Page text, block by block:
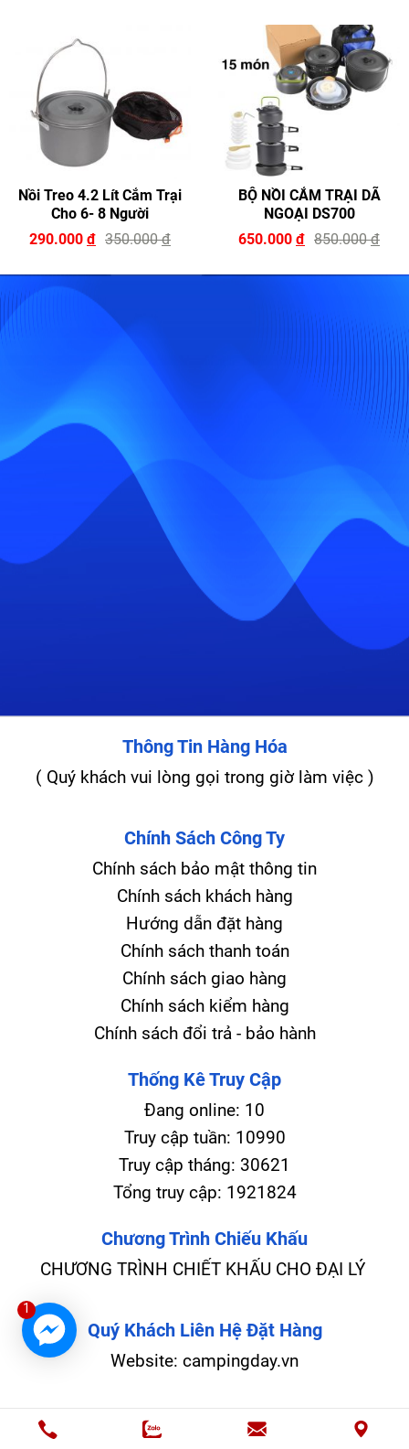
Nồi Treo 4.2 Lít Cắm Trại
Cho 6- 8 Người
290.000 đ 350.000đ
BỘ NỒI CẮM TRẠI DÃ
NGOẠI DS700
650.000 đ 850.000đ
Thông Tin Hàng Hóa
( Quý khách vui lòng gọi trong giờ làm việc )
Chính Sách Công Ty
Chính sách bảo mật thông tin
Chính sách khách hàng
Hướng dẫn đặt hàng
Chính sách thanh toán
Chính sách giao hàng
Chính sách kiểm hàng
Chính sách đổi trả - bảo hành
Thống Kê Truy Cập
Đang online: 10
Truy cập tuần: 10990
Truy cập tháng: 30621
Tổng truy cập: 1921824
Chương Trình Chiếu Khấu
CHƯƠNG TRÌNH CHIẾT KHẤU CHO ĐẠI LÝ
Quý Khách Liên Hệ Đặt Hàng
Website: campingday.vn
Quy Định Giao Hàng
1